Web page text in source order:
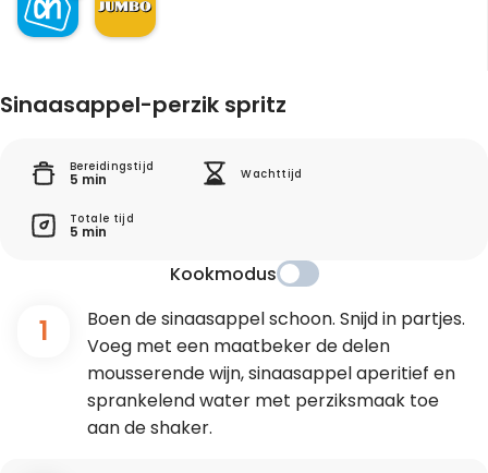
Sinaasappel-perzik spritz
Bereidingstijd
5 min Wachttijd
Totale tijd
5 min
Kookmodus
1
Boen de sinaasappel schoon. Snijd in partjes.
Voeg met een maatbeker de delen
mousserende wijn, sinaasappel aperitief en
sprankelend water met perziksmaak toe
aan de shaker.